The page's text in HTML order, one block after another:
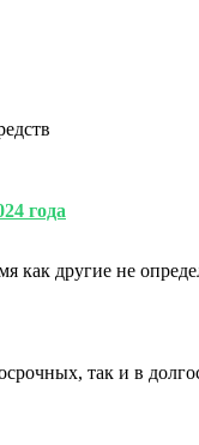
года
как другие не
так и в